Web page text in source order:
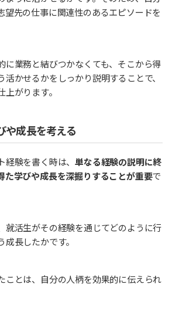
望先の仕事に関連性のあるエピソードを
に業務と結びつかなくても、そこから得
かせるかをしっかり説明することで、
がります。
や成長を考える
経験を書く時は、単なる経験の説明に終
た学びや成長を深掘りすることが重要で
就活生がその経験を通じてどのように行
長したかです。
ことは、自分の人柄を効果的に伝えられ